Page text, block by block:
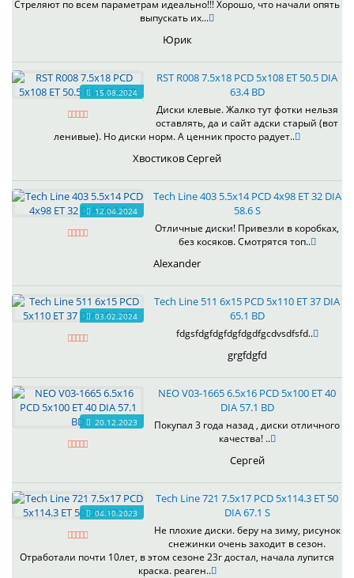
Стреляют по всем параметрам идеально!!! Хорошо, что начали опять
выпускать их...
Юрик
15.08.2024
RST R008 7.5x18 PCD 5x108 ET 50.5 DIA
63.4 BD
Диски клевые. Жалко тут фотки нельзя
оставлять, да и сайт адски старый (вот
ленивые). Но диски норм. А ценник просто радует..
Хвостиков Сергей
12.04.2024
Tech Line 403 5.5x14 PCD 4x98 ET 32 DIA
58.6 S
Отличные диски! Привезли в коробках,
без косяков. Смотрятся топ..
Alexander
03.02.2024
Tech Line 511 6x15 PCD 5x110 ET 37 DIA
65.1 BD
fdgsfdgfdgfdgfdgdfgcdvsdfsfd..
grgfdgfd
20.12.2023
NEO V03-1665 6.5x16 PCD 5x100 ET 40
DIA 57.1 BD
Покупал 3 года назад , диски отличного
качества! ..
Сергей
04.10.2023
Tech Line 721 7.5x17 PCD 5x114.3 ET 50
DIA 67.1 S
Не плохие диски. беру на зиму, рисунок
снежинки очень заходит в сезон.
Отработали почти 10лет, в этом сезоне 23г достал, начала лупится
краска. реаген..